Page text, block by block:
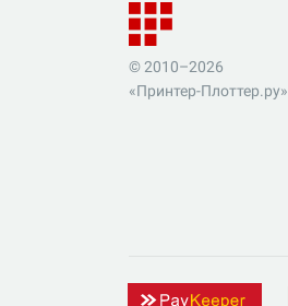
© 2010–2026
«Принтер-Плоттер.ру»